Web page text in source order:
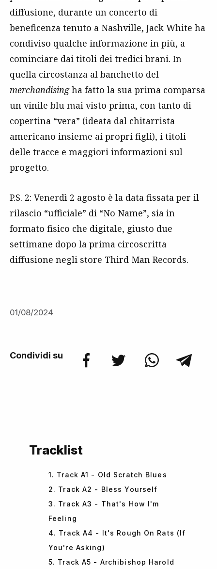
diffusione, durante un concerto di
beneficenza tenuto a Nashville, Jack White ha
condiviso qualche informazione in più, a
cominciare dai titoli dei tredici brani. In
quella circostanza al banchetto del
merchandisingha fatto la sua prima comparsa
un vinile blu mai visto prima, con tanto di
copertina “vera” (ideata dal chitarrista
americano insieme ai propri figli), i titoli
delle tracce e maggiori informazioni sul
progetto.
P.S. 2: Venerdì 2 agosto è la data fissata per il
rilascio “ufficiale” di “No Name”, sia in
formato fisico che digitale, giusto due
settimane dopo la prima circoscritta
diffusione negli store Third Man Records.
01/08/2024
Condividi su
Tracklist
1. Track A1 - Old Scratch Blues
2. Track A2 - Bless Yourself
3. Track A3 - That's How I'm
Feeling
4. Track A4 - It's Rough On Rats (If
You're Asking)
5. Track A5 - Archibishop Harold